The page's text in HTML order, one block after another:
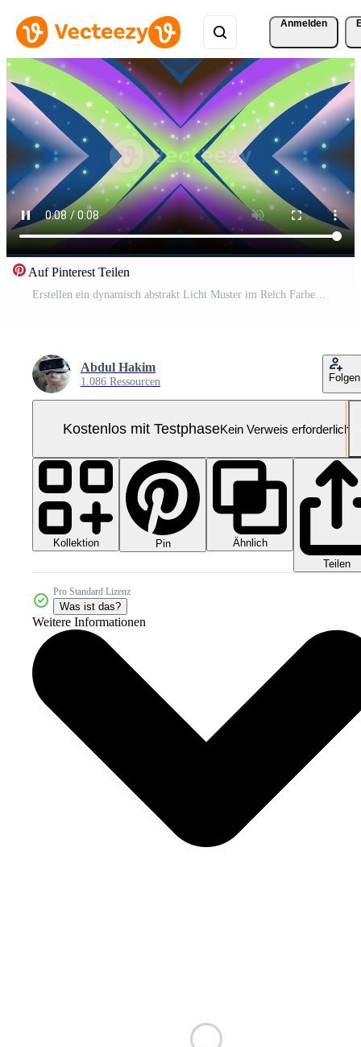
Anmelden
Auf Pinterest Teilen
Erstellen ein dynamisch abstrakt Licht Muster im Reich Farbe Farbverläufe Pro Video
Abdul Hakim
1.086 Ressourcen Folgen
Kostenlos mit TestphaseKein Verweis erforderlich
Kollektion Pin
Ähnlich
Teilen
Pro Standard Lizenz
Was ist das?
Weitere Informationen